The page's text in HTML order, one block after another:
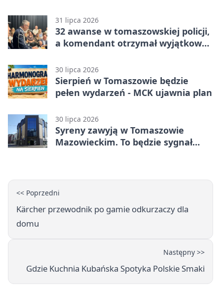
Mazowiecki 2:1
31 lipca 2026
32 awanse w tomaszowskiej policji,
a komendant otrzymał wyjątkowy
30 lipca 2026
Sierpień w Tomaszowie będzie
pełen wydarzeń - MCK ujawnia plan
30 lipca 2026
Syreny zawyją w Tomaszowie
Mazowieckim. To będzie sygnał
<< Poprzedni
Kärcher przewodnik po gamie odkurzaczy dla
domu
Następny >>
Gdzie Kuchnia Kubańska Spotyka Polskie Smaki